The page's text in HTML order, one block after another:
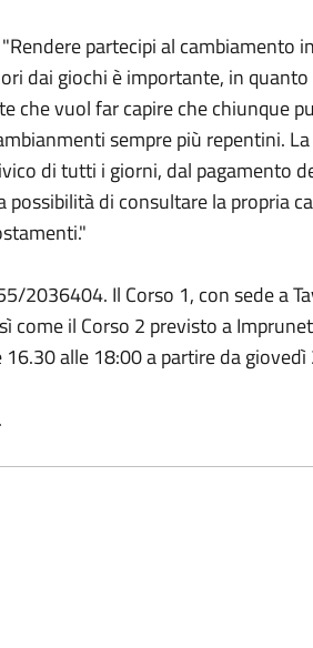
partecipi al cambiamento
dai giochi è importante, in
vuol far capire che chiunque
sempre più repentini.
di tutti i giorni, dal pagamento
di consultare la propria
2036404. Il Corso 1, con sede a
come il Corso 2 previsto a
alle 18:00 a partire da giovedì